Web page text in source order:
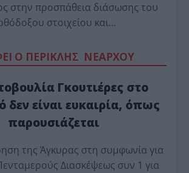
στην προσπάθεια διάσωσης του
στοιχείου και…
Ο ΠΕΡΙΚΛΗΣ ΝΕΑΡΧΟΥ
Γκουτιέρες στο
δεν είναι ευκαιρία, όπως
παρουσιάζεται
της Άγκυρας στη συμφωνία για
Διασκέψεως συν 1 για